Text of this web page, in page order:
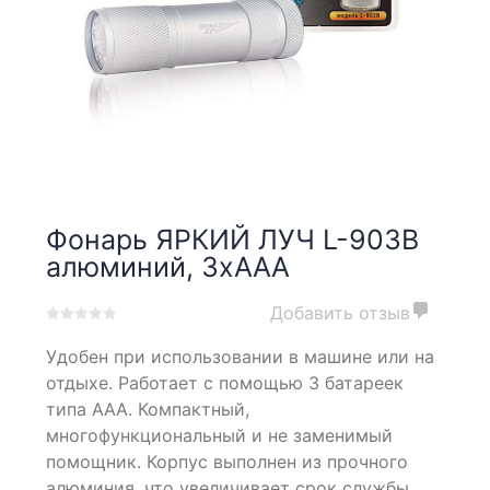
Фонарь ЯРКИЙ ЛУЧ L-903B
алюминий, 3xAAA
out
based
on
customer
ratings
Добавить отзыв
Удобен при использовании в машине или на
отдыхе. Работает с помощью 3 батареек
типа ААА. Компактный,
многофункциональный и не заменимый
помощник. Корпус выполнен из прочного